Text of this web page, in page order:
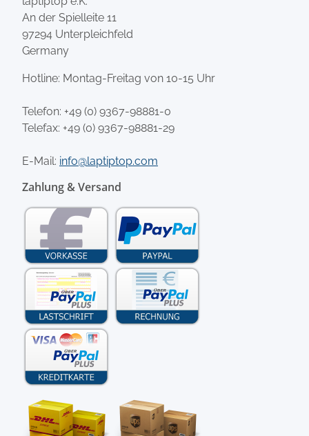
An der Spielleite 11
97294 Unterpleichfeld
Germany
Hotline: Montag-Freitag von 10-15 Uhr
Telefon: +49 (0) 9367-98881-0
Telefax: +49 (0) 9367-98881-29
E-Mail: info@laptiptop.com
Zahlung & Versand